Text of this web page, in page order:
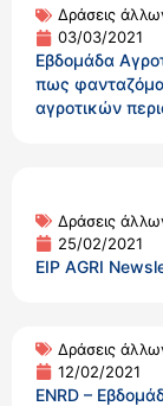
Δράσεις
03/03/2021
Εβδομάδα
πως
αγροτικών
Δράσεις
25/02/2021
EIP AGRI
Δράσεις
12/02/2021
ENRD –